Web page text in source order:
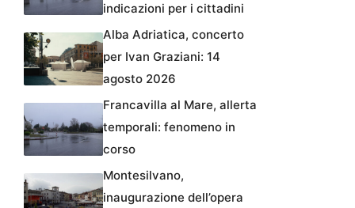
indicazioni per i cittadini
Alba Adriatica, concerto
per Ivan Graziani: 14
agosto 2026
Francavilla al Mare, allerta
temporali: fenomeno in
corso
Montesilvano,
inaugurazione dell’opera